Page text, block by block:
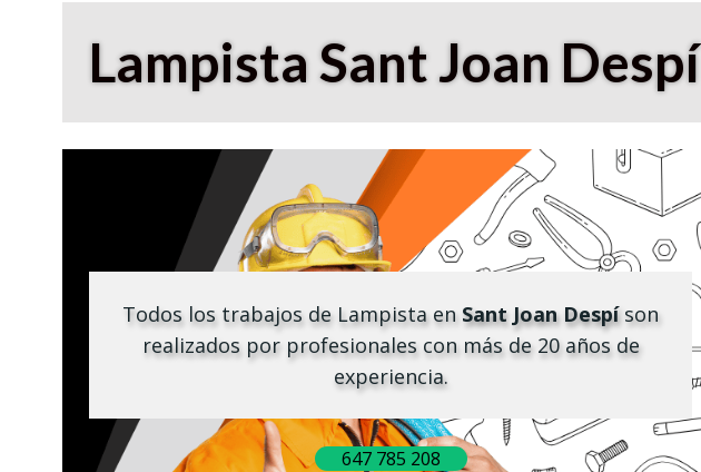
LampistaSant Joan Despí
Todos los trabajos de Lampista en Sant Joan Despíson
realizados por profesionales con más de 20 años de
experiencia.
647 785 208